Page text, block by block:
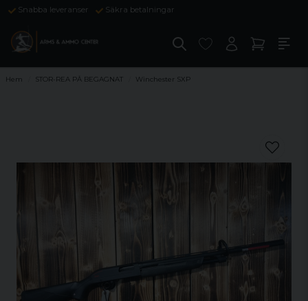
Snabba leveranser Säkra betalningar
Hem STOR-REA PÅ BEGAGNAT Winchester SXP